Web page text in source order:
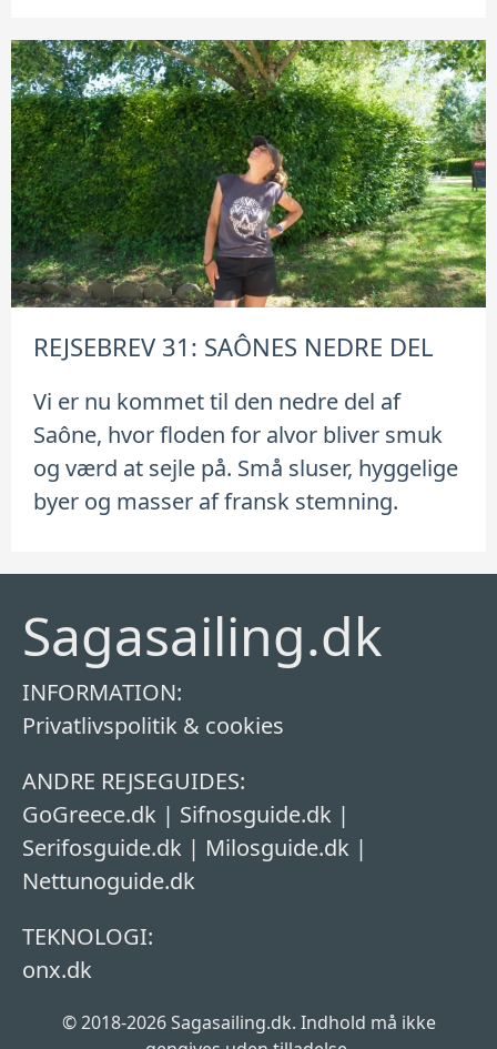
REJSEBREV 31: SAÔNES NEDRE DEL
Vi er nu kommet til den nedre del af
Saône, hvor floden for alvor bliver smuk
og værd at sejle på. Små sluser, hyggelige
byer og masser af fransk stemning.
Sagasailing.dk
INFORMATION:
Privatlivspolitik & cookies
ANDRE REJSEGUIDES:
GoGreece.dk | Sifnosguide.dk |
Serifosguide.dk | Milosguide.dk |
Nettunoguide.dk
TEKNOLOGI:
onx.dk
© 2018-2026 Sagasailing.dk. Indhold må ikke